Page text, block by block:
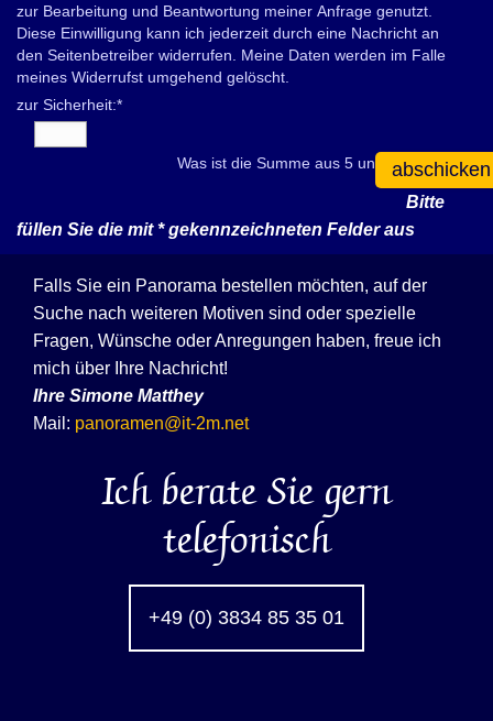
zur Bearbeitung und Beantwortung meiner Anfrage genutzt.
Diese Einwilligung kann ich jederzeit durch eine Nachricht an
den Seitenbetreiber widerrufen. Meine Daten werden im Falle
meines Widerrufst umgehend gelöscht.
zur Sicherheit:*
Was ist die Summe aus 5 und 8?abschicken
Bitte
füllen Sie die mit*gekennzeichneten Felder aus
Falls Sie ein Panorama bestellen möchten, auf der
Suche nach weiteren Motiven sind oder spezielle
Fragen, Wünsche oder Anregungen haben, freue ich
mich über Ihre Nachricht!
Ihre Simone Matthey
Mail: panoramen@it-2m.net
Ich berate Sie gern
telefonisch
+49 (0) 3834 85 35 01